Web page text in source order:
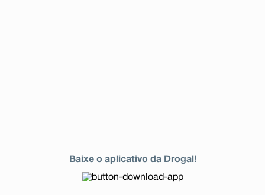
Baixe o aplicativo da Drogal!